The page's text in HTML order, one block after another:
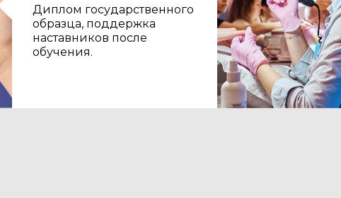
Диплом государственного
образца, поддержка
наставников после
обучения.